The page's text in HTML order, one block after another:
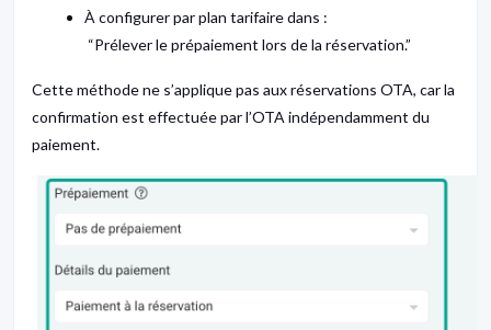
À configurer par plan tarifaire dans :
“Prélever le prépaiement lors de la réservation.”
Cette méthode ne s’applique pas aux réservations OTA, car la
confirmation est effectuée par l’OTA indépendamment du
paiement.